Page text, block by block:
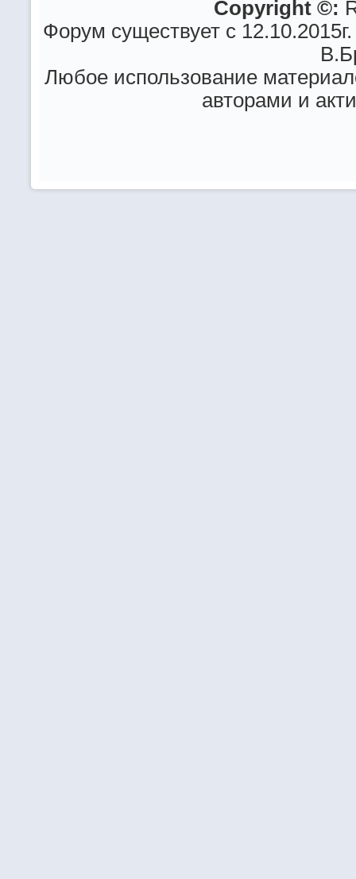
Copyright ©:
Форум существует с
Любое использование
авторами и